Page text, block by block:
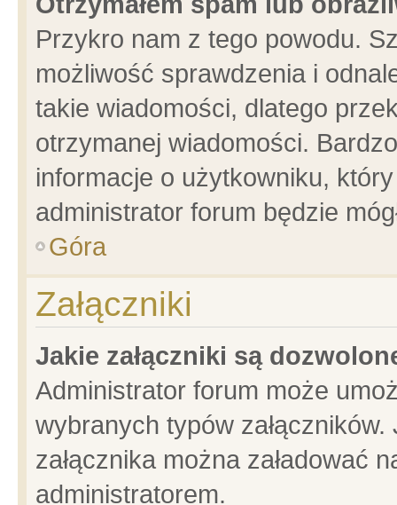
Przykro nam z tego powodu.
możliwość sprawdzenia i
takie wiadomości, dlatego
otrzymanej wiadomości.
informacje o użytkowniku,
administrator forum będzie
Góra
Załączniki
Jakie załączniki są
Administrator forum może
wybranych typów
załącznika można załadować
administratorem.